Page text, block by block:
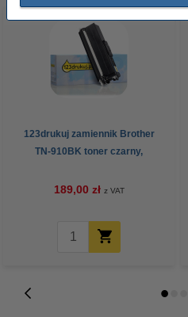
123drukuj zamiennik Brother
TN-910BK toner czarny,
pojemność
189,00 zł z VAT